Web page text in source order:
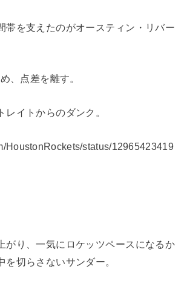
帯を支えたのがオースティン・リバー
、点差を離す。
レイトからのダンク。
HoustonRockets/status/12965423419
がり、一気にロケッツペースになるか
を切らさないサンダー。